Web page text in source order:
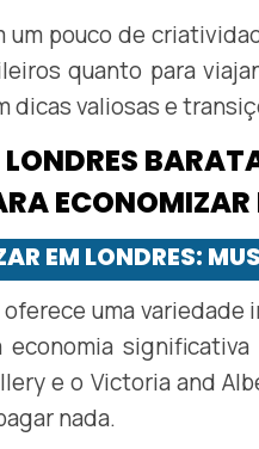
um pouco de
quanto para
dicas valiosas e
LONDRES
EM LONDRES:
oferece uma
e o Victoria and
nada.